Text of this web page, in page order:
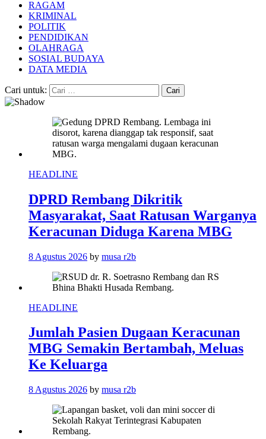
RAGAM
KRIMINAL
POLITIK
PENDIDIKAN
OLAHRAGA
SOSIAL BUDAYA
DATA MEDIA
Cari untuk:
HEADLINE
DPRD Rembang Dikritik
Masyarakat, Saat Ratusan Warganya
Keracunan Diduga Karena MBG
8 Agustus 2026 by musa r2b
HEADLINE
Jumlah Pasien Dugaan Keracunan
MBG Semakin Bertambah, Meluas
Ke Keluarga
8 Agustus 2026 by musa r2b